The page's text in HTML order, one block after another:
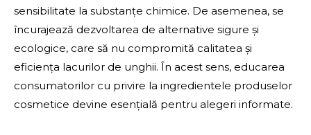
sensibilitate la substanțe chimice. De asemenea, se
încurajează dezvoltarea de alternative sigure și
ecologice, care să nu compromită calitatea și
eficiența lacurilor de unghii. În acest sens, educarea
consumatorilor cu privire la ingredientele produselor
cosmetice devine esențială pentru alegeri informate.